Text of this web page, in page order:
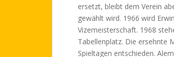
ersetzt, bleibt dem Verein
gewählt wird. 1966 wird
Vizemeisterschaft. 1968
Tabellenplatz. Die ersehnte
Spieltagen entschieden.